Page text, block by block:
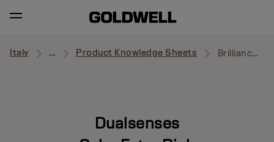
Italy ... Product Knowledge Sheets Brilliance Shampoo
Dualsenses